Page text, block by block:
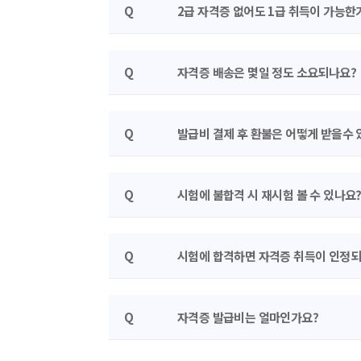
Q 2급 자격증 없어도 1급 취득이 가능한
Q 자격증 배송은 몇일 정도 소요되나요?
Q 발급비 결제 후 환불은 어떻게 받을수
Q 시험에 불합격 시 재시험 볼 수 있나요?
Q 시험에 합격하면 자격증 취득이 인정
Q 자격증 발급비는 얼마인가요?